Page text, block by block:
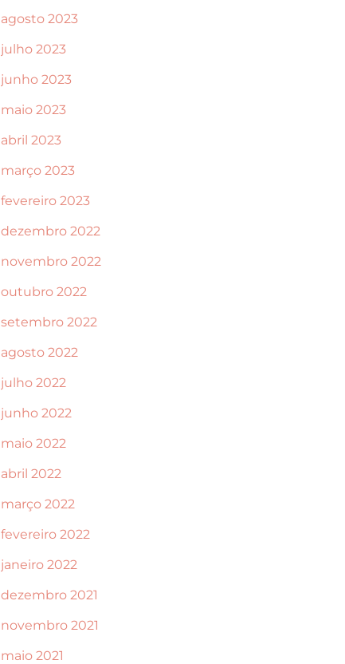
agosto 2023
julho 2023
junho 2023
maio 2023
abril 2023
março 2023
fevereiro 2023
dezembro 2022
novembro 2022
outubro 2022
setembro 2022
agosto 2022
julho 2022
junho 2022
maio 2022
abril 2022
março 2022
fevereiro 2022
janeiro 2022
dezembro 2021
novembro 2021
maio 2021